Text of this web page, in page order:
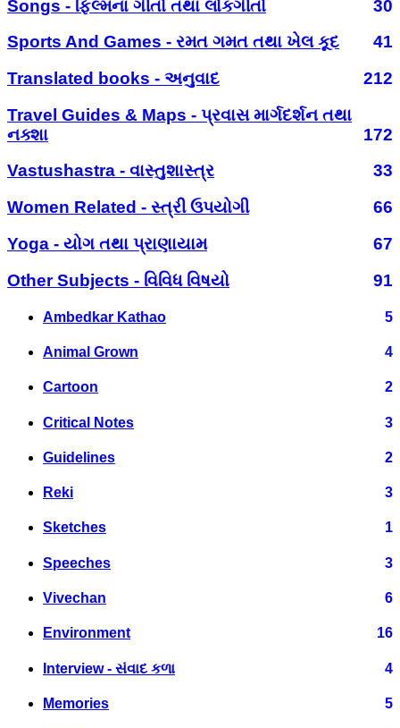
Songs - ફિલ્મના ગીતો તથા લોકગીતો
30
Sports And Games - રમત ગમત તથા ખેલ કૂદ
41
Translated books - અનુવાદ
212
Travel Guides & Maps - પ્રવાસ માર્ગદર્શન તથા
નક્શા
172
Vastushastra - વાસ્તુશાસ્ત્ર
33
Women Related - સ્ત્રી ઉપયોગી
66
Yoga - યોગ તથા પ્રાણાયામ
67
Other Subjects - વિવિધ વિષયો
91
Ambedkar Kathao 5
Animal Grown 4
Cartoon 2
Critical Notes 3
Guidelines 2
Reki 3
Sketches 1
Speeches 3
Vivechan 6
Environment 16
Interview - સંવાદ કળા 4
Memories 5